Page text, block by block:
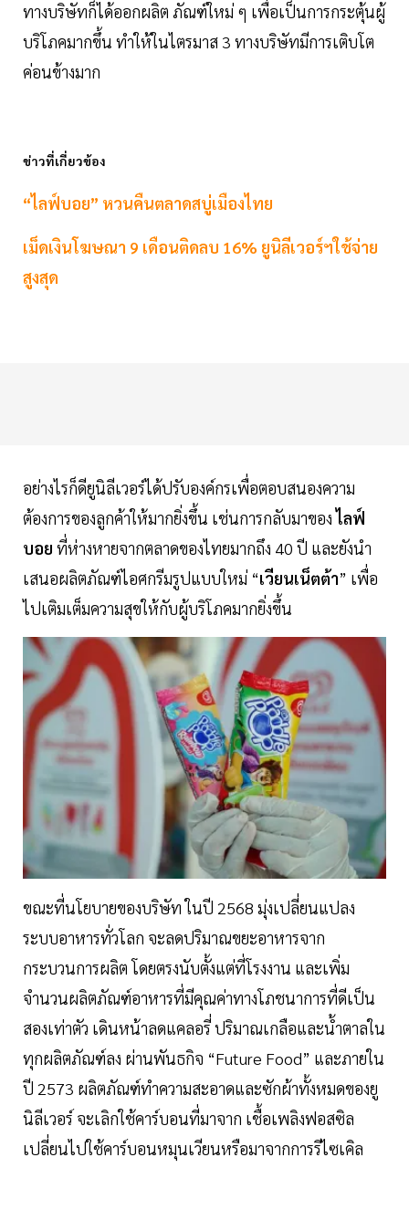
ทางบริษัทก็ได้ออกผลิต ภัณฑ์ใหม่ ๆ เพื่อเป็นการกระตุ้นผู้
บริโภคมากขึ้น ทำให้ในไตรมาส 3 ทางบริษัทมีการเติบโต
ค่อนข้างมาก
ข่าวที่เกี่ยวข้อง
“ไลฟ์บอย” หวนคืนตลาดสบู่เมืองไทย
เม็ดเงินโฆษณา 9 เดือนติดลบ 16% ยูนิลีเวอร์ฯใช้จ่าย
สูงสุด
อย่างไรก็ดียูนิลีเวอร์ได้ปรับองค์กรเพื่อตอบสนองความ
ต้องการของลูกค้าให้มากยิ่งขึ้น เช่นการกลับมาของไลฟ์
บอย ที่ห่างหายจากตลาดของไทยมากถึง 40 ปี และยังนำ
เสนอผลิตภัณฑ์ไอศกรีมรูปแบบใหม่ “เวียนเน็ตต้า” เพื่อ
ไปเติมเต็มความสุขให้กับผู้บริโภคมากยิ่งขึ้น
ขณะที่นโยบายของบริษัท ในปี 2568 มุ่งเปลี่ยนแปลง
ระบบอาหารทั่วโลก จะลดปริมาณขยะอาหารจาก
กระบวนการผลิต โดยตรงนับตั้งแต่ที่โรงงาน และเพิ่ม
จำนวนผลิตภัณฑ์อาหารที่มีคุณค่าทางโภชนาการที่ดีเป็น
สองเท่าตัว เดินหน้าลดแคลอรี่ ปริมาณเกลือและน้ำตาลใน
ทุกผลิตภัณฑ์ลง ผ่านพันธกิจ “Future Food” และภายใน
ปี 2573 ผลิตภัณฑ์ทำความสะอาดและซักผ้าทั้งหมดของยู
นิลีเวอร์ จะเลิกใช้คาร์บอนที่มาจาก เชื้อเพลิงฟอสซิล
เปลี่ยนไปใช้คาร์บอนหมุนเวียนหรือมาจากการรีไซเคิล